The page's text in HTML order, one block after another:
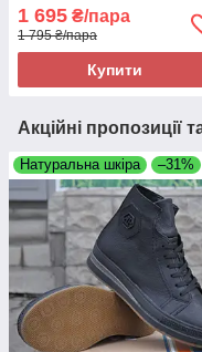
з піни Atriboots KN001
1 695 ₴/пара
1 795 ₴/пара
Купити
Акційні пропозиції
Натуральна шкіра –31%